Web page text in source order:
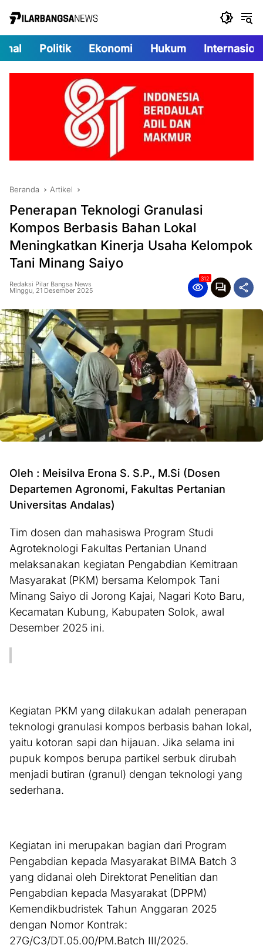
Politik Ekonomi Hukum
Beranda Artikel
Penerapan Teknologi Granulasi
Kompos Berbasis Bahan Lokal
Meningkatkan Kinerja Usaha Kelompok
Tani Minang Saiyo
Redaksi Pilar Bangsa News
Minggu, 21 Desember 2025
312
Oleh : Meisilva Erona S. S.P., M.Si (Dosen
Departemen Agronomi, Fakultas Pertanian
Universitas Andalas)
Tim dosen dan mahasiswa Program Studi
Agroteknologi Fakultas Pertanian Unand
melaksanakan kegiatan Pengabdian Kemitraan
Masyarakat (PKM) bersama Kelompok Tani
Minang Saiyo di Jorong Kajai, Nagari Koto Baru,
Kecamatan Kubung, Kabupaten Solok, awal
Desember 2025 ini.
Kegiatan PKM yang dilakukan adalah penerapan
teknologi granulasi kompos berbasis bahan lokal,
yaitu kotoran sapi dan hijauan. Jika selama ini
pupuk kompos berupa partikel serbuk dirubah
menjadi butiran (granul) dengan teknologi yang
sederhana.
Kegiatan ini merupakan bagian dari Program
Pengabdian kepada Masyarakat BIMA Batch 3
yang didanai oleh Direktorat Penelitian dan
Pengabdian kepada Masyarakat (DPPM)
Kemendikbudristek Tahun Anggaran 2025
dengan Nomor Kontrak:
27G/C3/DT.05.00/PM.Batch III/2025.